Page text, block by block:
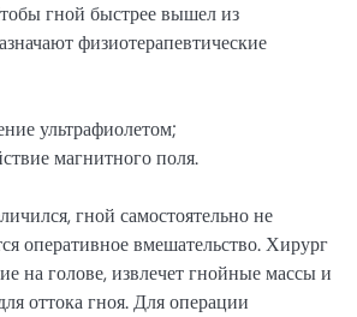
гной быстрее вышел из
физиотерапевтические
ультрафиолетом;
магнитного поля.
гной самостоятельно не
оперативное вмешательство. Хирург
на голове, извлечет гнойные массы и
оттока гноя. Для операции